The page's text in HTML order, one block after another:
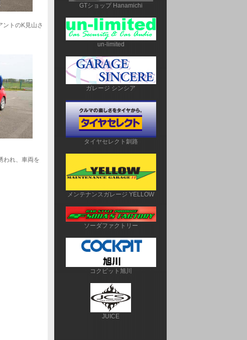
トのK見山さ
われ、車両を
GTショップ Hanamichi
un-limited
ガレージ シンシア
タイヤセレクト釧路
メンテナンスガレージ YELLOW
ソーダファクトリー
コクピット旭川
JUICE